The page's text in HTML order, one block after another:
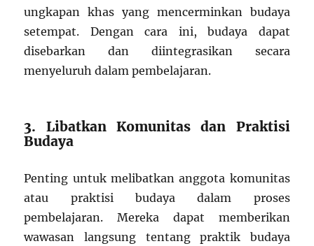
ungkapan khas yang mencerminkan budaya
setempat. Dengan cara ini, budaya dapat
disebarkan dan diintegrasikan secara
menyeluruh dalam pembelajaran.
3. Libatkan Komunitas dan Praktisi
Budaya
Penting untuk melibatkan anggota komunitas
atau praktisi budaya dalam proses
pembelajaran. Mereka dapat memberikan
wawasan langsung tentang praktik budaya